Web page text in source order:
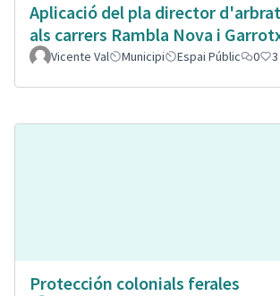
Aplicació del pla director d'arbrat
als carrers Rambla Nova i
Vicente Val Municipi Espai Públic 0 3
Protección colonials ferales